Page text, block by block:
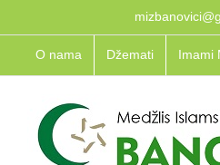
to
contentO nama Džemati Imami